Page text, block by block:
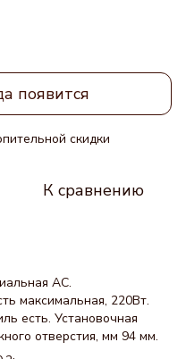
появится
скидки
К сравнению
АС.
максимальная, 220Вт.
есть. Установочная
отверстия, мм 94 мм.